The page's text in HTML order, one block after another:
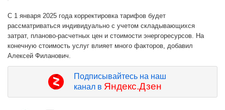
С 1 января 2025 года корректировка тарифов будет
рассматриваться индивидуально с учетом складывающихся
затрат, планово-расчетных цен и стоимости энергоресурсов. На
конечную стоимость услуг влияет много факторов, добавил
Алексей Филанович.
Подписывайтесь на наш
канал в Яндекс.Дзен